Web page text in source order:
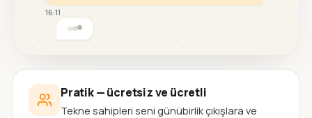
16:11
Pratik — ücretsiz ve ücretli
Tekne sahipleri seni günübirlik çıkışlara ve